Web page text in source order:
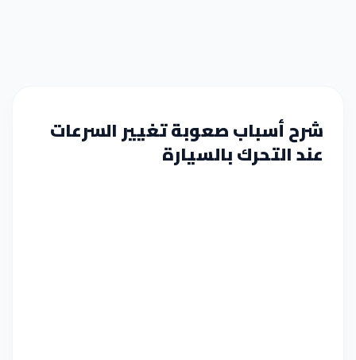
شرح أسباب صعوبة تغيير السرعات
عند التحرك بالسيارة